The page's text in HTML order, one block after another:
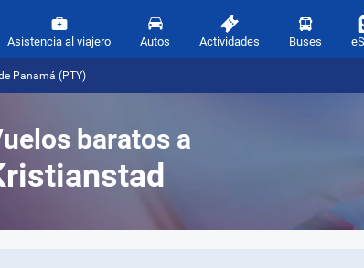
Asistencia al viajero Autos Actividades Buses
Panamá (PTY)
baratos a